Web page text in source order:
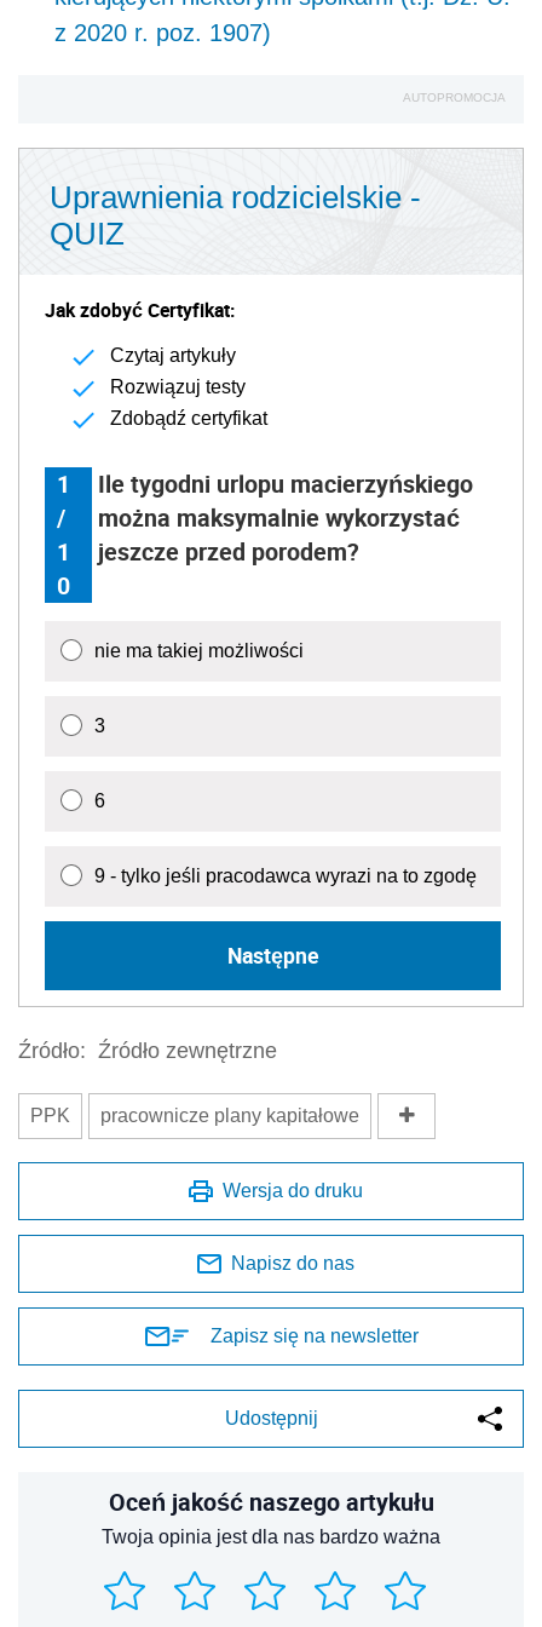
z 2020 r. poz. 1907)
AUTOPROMOCJA
Uprawnienia rodzicielskie -
QUIZ
Jak zdobyć Certyfikat:
Czytaj artykuły
Rozwiązuj testy
Zdobądź certyfikat
1
/
1
0
Ile tygodni urlopu macierzyńskiego
można maksymalnie wykorzystać
jeszcze przed porodem?
nie ma takiej możliwości
3
6
9 - tylko jeśli pracodawca wyrazi na to zgodę
Następne
Źródło: Źródło zewnętrzne
PPK pracownicze plany kapitałowe
Wersja do druku
Napisz do nas
Zapisz się na newsletter
Udostępnij
Oceń jakość naszego artykułu
Twoja opinia jest dla nas bardzo ważna